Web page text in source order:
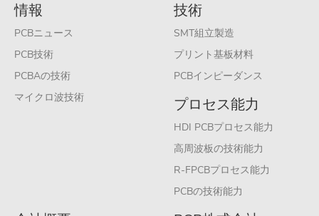
情報
PCBニュース
PCB技術
PCBAの技術
マイクロ波技術
技術
SMT組立製造
プリント基板材料
PCBインピーダンス
プロセス能力
HDI PCBプロセス能力
高周波板の技術能力
R-FPCBプロセス能力
PCBの技術能力